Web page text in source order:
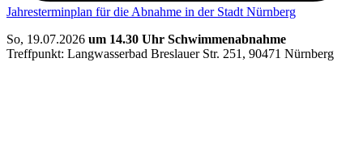
Jahresterminplan für die Abnahme in der Stadt Nürnberg
So, 19.07.2026 um 14.30 Uhr Schwimmenabnahme
Treffpunkt: Langwasserbad Breslauer Str. 251, 90471 Nürnberg